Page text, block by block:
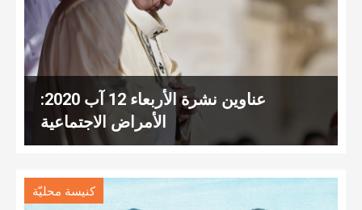
عناوين نشرة الأربعاء 12 آب 2020:
الأمراض الاجتماعية
كنيسة محليّة